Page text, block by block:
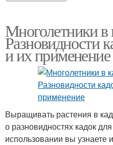
Многолетники в
Разновидности
и их применение
Выращивать растения в
о разновидностях кадок
использовании вы узнаете